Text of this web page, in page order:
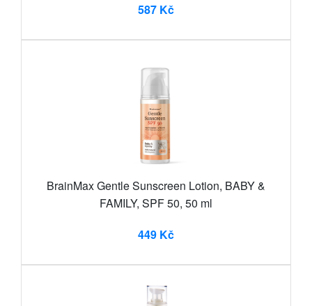
587 Kč
BrainMax Gentle Sunscreen Lotion, BABY &
FAMILY, SPF 50, 50 ml
449 Kč